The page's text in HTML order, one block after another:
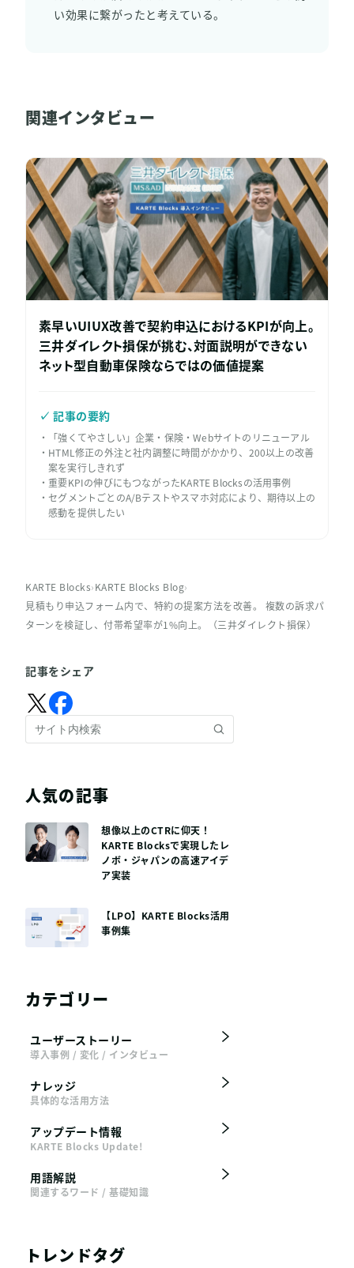
い効果に繋がったと考えている。
関連インタビュー
素早いUIUX改善で契約申込におけるKPIが向上。
三井ダイレクト損保が挑む、対面説明ができない
ネット型自動車保険ならではの価値提案
✓ 記事の要約
「強くてやさしい」企業・保険・Webサイトのリニューアル
HTML修正の外注と社内調整に時間がかかり、200以上の改善
案を実行しきれず
重要KPIの伸びにもつながったKARTE Blocksの活用事例
セグメントごとのA/Bテストやスマホ対応により、期待以上の
感動を提供したい
KARTE Blocks›KARTE Blocks Blog›
見積もり申込フォーム内で、特約の提案方法を改善。 複数の訴求パ
ターンを検証し、付帯希望率が1%向上。（三井ダイレクト損保）
記事をシェア
人気の記事
想像以上のCTRに仰天！
KARTE Blocksで実現したレ
ノボ・ジャパンの高速アイデ
ア実装
【LPO】KARTE Blocks活用
事例集
カテゴリー
ユーザーストーリー
導入事例 / 変化 / インタビュー
ナレッジ
具体的な活用方法
アップデート情報
KARTE Blocks Update!
用語解説
関連するワード / 基礎知識
トレンドタグ